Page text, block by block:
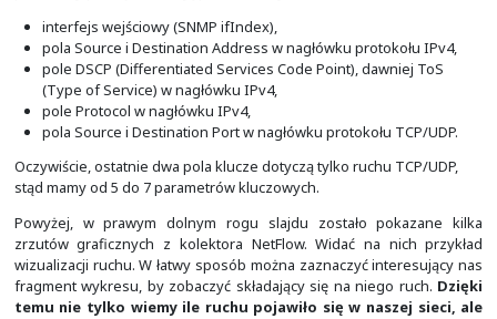
się do niego informacji. Są one przetrzymywane
kluczach lub inaczej polach niekluczowych (ang. non-
że wartość pól niekluczowych nie musi być
brana z pierwszego pakietu składającego się na dany
dotyczy to pól liczników, flag, wartości minimalnych i
które też należą do pól niekluczowych.
Początkowo, przepływy można było zbierać tylko na
(ang. ingress), obsługiwany był tylko protokół IP w
klucze były na stałe zdefiniowane i niezmienne.
parametry pełniące funkcję pól kluczowych: